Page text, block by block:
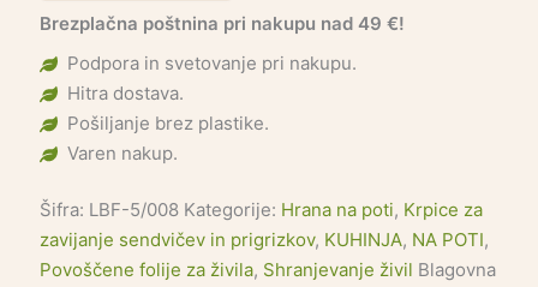
Brezplačna poštnina pri nakupu nad 49 €!
Podpora in svetovanje pri nakupu.
Hitra dostava.
Pošiljanje brez plastike.
Varen nakup.
Šifra: LBF-5/008 Kategorije: Hrana na poti, Krpice za
zavijanje sendvičev in prigrizkov, KUHINJA, NA POTI,
Povoščene folije za živila, Shranjevanje živil Blagovna